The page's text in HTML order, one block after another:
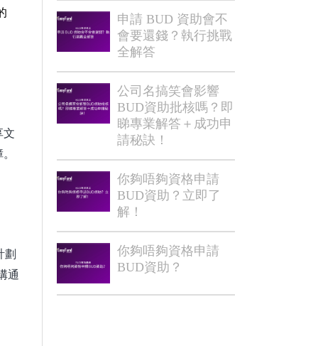
文
劃
通
申請 BUD 資助會不
會要還錢？執行挑戰
全解答
公司名搞笑會影響
BUD資助批核嗎？即
睇專業解答＋成功申
請秘訣！
你夠唔夠資格申請
BUD資助？立即了
解！
你夠唔夠資格申請
BUD資助？